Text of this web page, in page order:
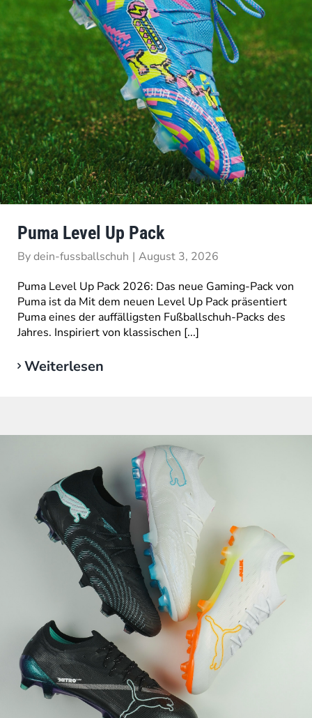
Puma Level Up Pack
Bydein-fussballschuh | August 3, 2026
Puma Level Up Pack 2026: Das neue Gaming-Pack von
Puma ist da Mit dem neuen Level Up Pack präsentiert
Puma eines der auffälligsten Fußballschuh-Packs des
Jahres. Inspiriert von klassischen [...]
Weiterlesen